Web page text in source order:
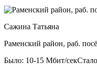
Сажина Татьяна
Раменский район, раб.
Было: 10-15 Мбит/сек